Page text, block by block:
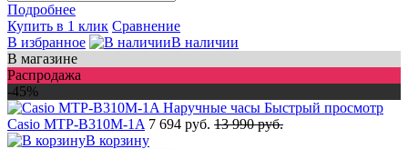
Подробнее
Купить в 1 клик Сравнение
В избранное
В наличии
В магазине
Распродажа
-45%
Быстрый просмотр
Casio MTP-B310M-1A 7 694 руб. 13 990 руб.
В корзину